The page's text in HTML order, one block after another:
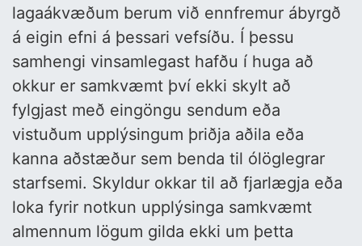
lagaákvæðum berum við ennfremur ábyrgð
á eigin efni á þessari vefsíðu. Í þessu
samhengi vinsamlegast hafðu í huga að
okkur er samkvæmt því ekki skylt að
fylgjast með eingöngu sendum eða
vistuðum upplýsingum þriðja aðila eða
kanna aðstæður sem benda til ólöglegrar
starfsemi. Skyldur okkar til að fjarlægja eða
loka fyrir notkun upplýsinga samkvæmt
almennum lögum gilda ekki um þetta